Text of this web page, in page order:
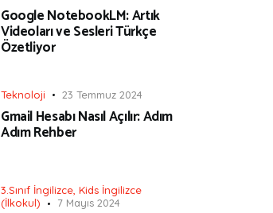
Google NotebookLM: Artık
Videoları ve Sesleri Türkçe
Özetliyor
Teknoloji 23 Temmuz 2024
Gmail Hesabı Nasıl Açılır: Adım
Adım Rehber
3.Sınıf İngilizce, Kids İngilizce
(İlkokul)
7 Mayıs 2024